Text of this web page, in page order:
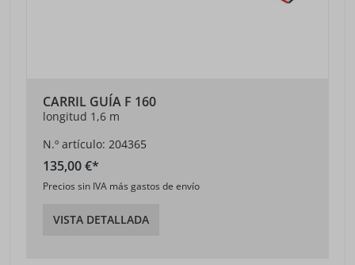
CARRIL GUÍA F 160
longitud 1,6 m
N.º artículo: 204365
135,00 €*
Precios sin IVA más gastos de envío
VISTA DETALLADA